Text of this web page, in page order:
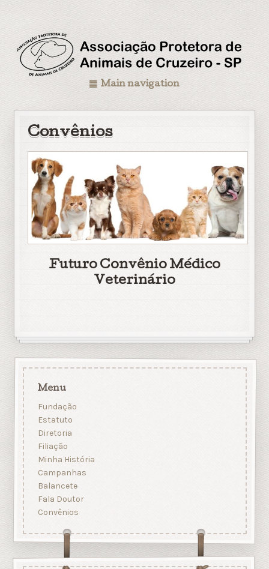
Main navigation
Convênios
Futuro Convênio Médico
Veterinário
Menu
Fundação
Estatuto
Diretoria
Filiação
Minha História
Campanhas
Balancete
Fala Doutor
Convênios